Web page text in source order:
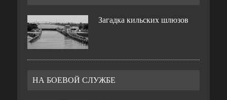
Загадка кильских шлюзов
НА БОЕВОЙ СЛУЖБЕ